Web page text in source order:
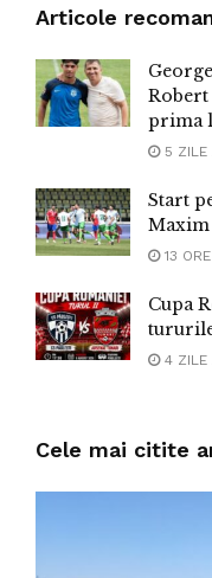
Articole
Robert
prima
5 ZILE
Start
13
Cupa
4 ZILE
Cele mai citite